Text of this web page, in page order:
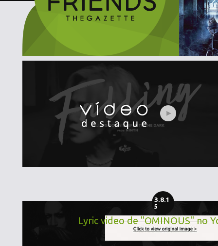
3.8.1
5
Lyric video de "OMINOUS" no